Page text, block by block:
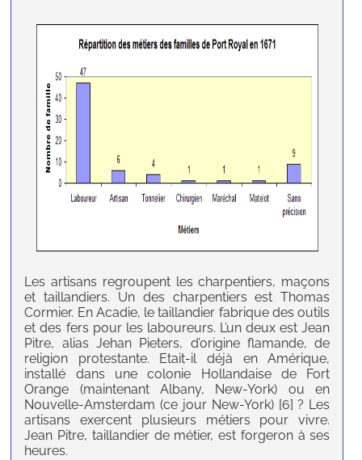
Les artisans regroupent les charpentiers, maçons
et taillandiers. Un des charpentiers est Thomas
Cormier. En Acadie, le taillandier fabrique des outils
et des fers pour les laboureurs. L’un deux est Jean
Pitre, alias Jehan Pieters, d’origine flamande, de
religion protestante. Etait-il déjà en Amérique,
installé dans une colonie Hollandaise de Fort
Orange (maintenant Albany, New-York) ou en
Nouvelle-Amsterdam (ce jour New-York) [6] ? Les
artisans exercent plusieurs métiers pour vivre.
Jean Pitre, taillandier de métier, est forgeron à ses
heures.